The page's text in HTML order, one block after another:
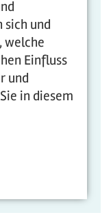
sich und
welche
Einfluss
und
in diesem